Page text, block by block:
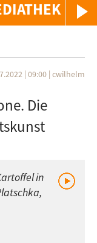
| 09:00 | cwilhelm
Die
in